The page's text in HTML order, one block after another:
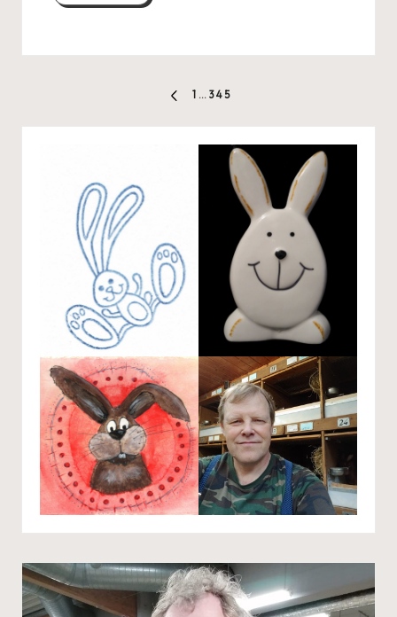
Seitennummerierung
der
PREVIOUS
1 … 3 4 5